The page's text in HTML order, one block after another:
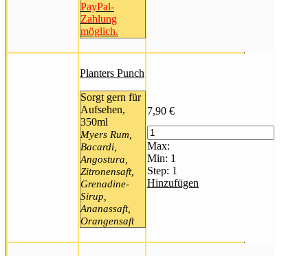
PayPal-
Zahlung
möglich.
Planters Punch
Sorgt gern für
Aufsehen,
350ml
Myers Rum,
Bacardi,
Angostura,
Zitronensaft,
Grenadine-
Sirup,
Ananassaft,
Orangensaft
7,90 €
Max:
Min: 1
Step: 1
Hinzufügen